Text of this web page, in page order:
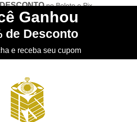
no Boleto e Pix
nossa Loja Física
Ganhou
de Desconto
e receba seu cupom